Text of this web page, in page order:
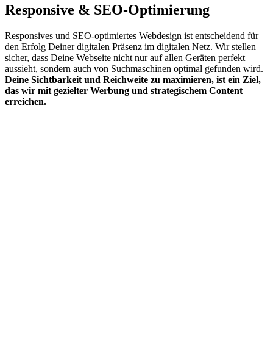
Responsive & SEO-Optimierung
Responsives und SEO-optimiertes Webdesign ist entscheidend für
den Erfolg Deiner digitalen Präsenz im digitalen Netz. Wir stellen
sicher, dass Deine Webseite nicht nur auf allen Geräten perfekt
aussieht, sondern auch von Suchmaschinen optimal gefunden wird.
Deine Sichtbarkeit und Reichweite zu maximieren, ist ein Ziel,
das wir mit gezielter Werbung und strategischem Content
erreichen.